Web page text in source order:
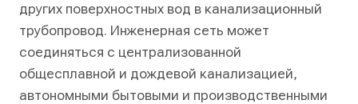
других поверхностных вод в канализационный
трубопровод. Инженерная сеть может
соединяться с централизованной
общесплавной и дождевой канализацией,
автономными бытовыми и производственными